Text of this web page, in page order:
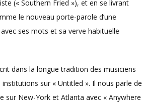
(« Southern Fried »), et en se livrant
le nouveau porte-parole d’une
ses mots et sa verve habituelle
dans la longue tradition des musiciens
sur « Untitled ». Il nous parle de
sur New-York et Atlanta avec « Anywhere